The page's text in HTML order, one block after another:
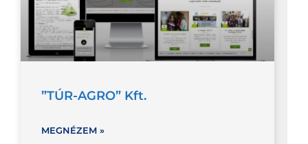
”TÚR-AGRO” Kft.
MEGNÉZEM »